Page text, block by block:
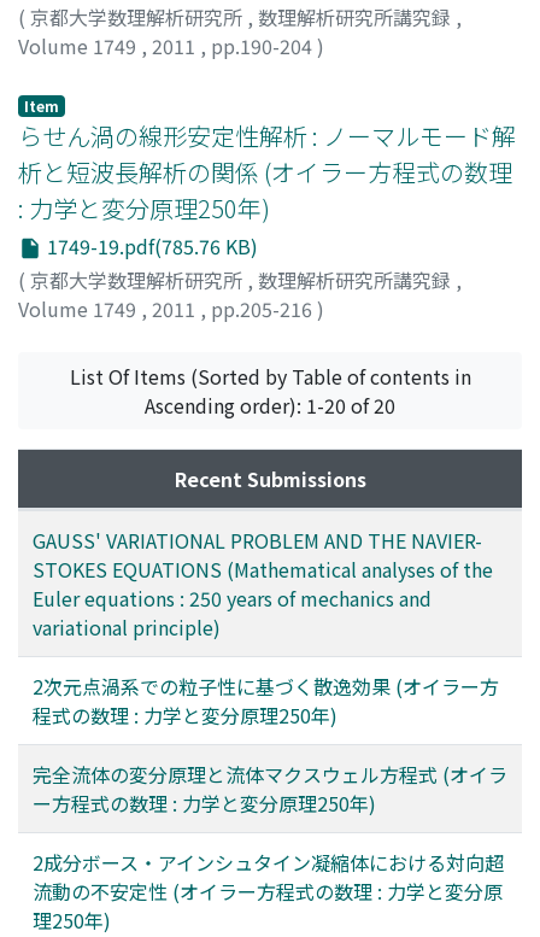
( 京都大学数理解析研究所 , 数理解析研究所講究録 ,
Volume 1749 , 2011 , pp.190-204)
ミエ, ヨウイチ
Item
らせん渦の線形安定性解析 : ノーマルモード解
析と短波長解析の関係 (オイラー方程式の数理
: 力学と変分原理250年)
1749-19.pdf(785.76 KB)
( 京都大学数理解析研究所 , 数理解析研究所講究録 ,
Volume 1749 , 2011 , pp.205-216 )
Yasuhide; ハットリ, ユウジ; フクモト, ヤスヒデ
List Of Items (Sorted by Table of contents in
Ascending order): 1-20 of 20
Recent Submissions
GAUSS' VARIATIONAL PROBLEM AND THE NAVIER-
STOKES EQUATIONS (Mathematical analyses of the
Euler equations : 250 years of mechanics and
variational principle)
2次元点渦系での粒子性に基づく散逸効果 (オイラー方
程式の数理 : 力学と変分原理250年)
完全流体の変分原理と流体マクスウェル方程式 (オイラ
ー方程式の数理 : 力学と変分原理250年)
2成分ボース・アインシュタイン凝縮体における対向超
流動の不安定性 (オイラー方程式の数理 : 力学と変分原
理250年)